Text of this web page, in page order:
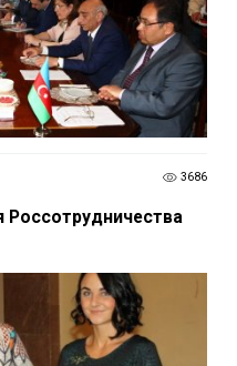
3686
Россотрудничества